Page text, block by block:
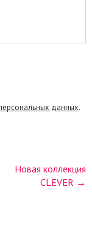
данных.
Новая коллекция
CLEVER →